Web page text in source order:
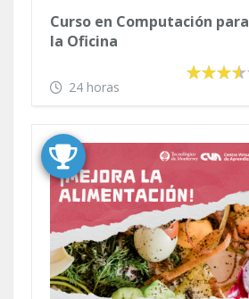
Curso en Computación para
la Oficina
24 horas